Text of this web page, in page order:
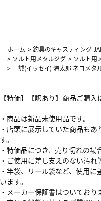
ホーム >釣具のキャスティング
> ソルト用メタルジグ > ソルト用
>一誠(イッセイ) 海太郎 ネコメタ
【特価】【訳あり】商品ご購入
・商品は新品未使用品です。
・店頭に展示していた商品も
す。
・特価品につき、売り切れの場
・ご使用に差し支えのない汚れ
・竿袋、リール袋など、使用
います。
・メーカー保証書はついており